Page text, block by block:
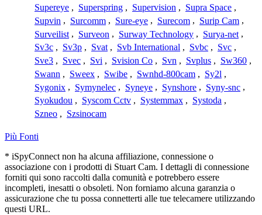
Supereye , Superspring , Supervision , Supra Space ,
Supvin , Surcomm , Sure-eye , Surecom , Surip Cam ,
Surveilist , Surveon , Surway Technology , Surya-net ,
Sv3c , Sv3p , Svat , Svb International , Svbc , Svc ,
Sve3 , Svec , Svi , Svision Co , Svn , Svplus , Sw360 ,
Swann , Sweex , Swibe , Swnhd-800cam , Sy2l ,
Sygonix , Symynelec , Syneye , Synshore , Syny-snc ,
Syokudou , Syscom Cctv , Systemmax , Systoda ,
Szneo , Szsinocam
Più Fonti
* iSpyConnect non ha alcuna affiliazione, connessione o
associazione con i prodotti di Stuart Cam. I dettagli di connessione
forniti qui sono raccolti dalla comunità e potrebbero essere
incompleti, inesatti o obsoleti. Non forniamo alcuna garanzia o
assicurazione che tu possa connetterti alle tue telecamere utilizzando
questi URL.